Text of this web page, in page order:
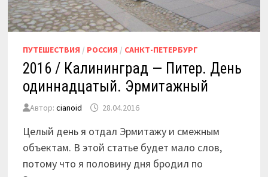
ПУТЕШЕСТВИЯ / РОССИЯ / САНКТ-ПЕТЕРБУРГ
2016 / Калининград — Питер. День
одиннадцатый. Эрмитажный
Автор: cianoid 28.04.2016
Целый день я отдал Эрмитажу и смежным
объектам. В этой статье будет мало слов,
потому что я половину дня бродил по